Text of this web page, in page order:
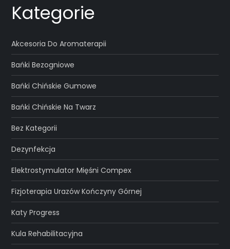
Kategorie
Akcesoria Do Aromaterapii
Bańki Bezogniowe
Bańki Chińskie Gumowe
Bańki Chińskie Na Twarz
Bez Kategorii
Dezynfekcja
Elektrostymulator Mięśni Compex
Fizjoterapia Urazów Kończyny Górnej
Katy Progress
Kula Rehabilitacyjna